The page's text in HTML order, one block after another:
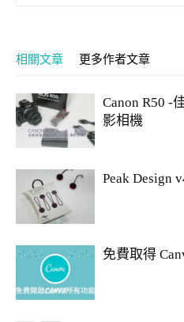
相關文章 更多作者文章
Canon R50 -
影相機
Peak Design
免費取得